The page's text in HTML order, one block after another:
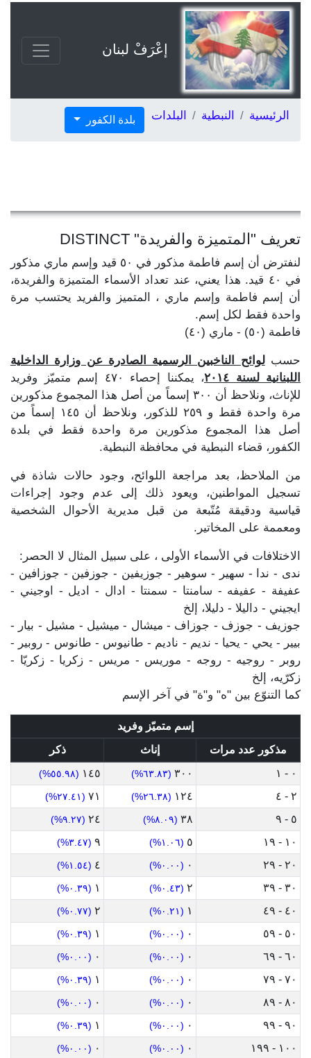
إعْرَفْ لبنان
الرئيسية النبطية البلدات بلدة الكفور
تعريف "المتميزة والفريدة" DISTINCT
لنفترض أن إسم فاطمة مذكور في ٥٠ قيد وإسم ماري مذكور
في ٤٠ قيد. هذا يعني، عند تعداد الأسماء المتميزة والفريدة،
أن إسم فاطمة وإسم ماري ، المتميز والفريد يحتسب مرة
واحدة فقط لكل إسم.
فاطمة (٥٠) - ماري (٤٠)
حسبلوائح الناخبين الرسمية الصادرة عن وزارة الداخلية
اللبنانية لسنة ٢٠١٤
، يمكننا إحصاء ٤٧٠ إسم متميّز وفريد
للإناث، ونلاحظ أن ٣٠٠ إسماً من أصل هذا المجموع مذكورين
مرة واحدة فقط و ٢٥٩ للذكور، ونلاحظ أن ١٤٥ إسماً من
أصل هذا المجموع مذكورين مرة واحدة فقط في بلدة
الكفور، قضاء النبطية في محافظة النبطية.
من الملاحظ، بعد مراجعة اللوائح، وجود حالات شاذة في
تسجيل المواطنين، ويعود ذلك إلى عدم وجود إجراءات
قياسية ودقيقة مُتّبعة من قبل مديرية الأحوال الشخصية
ومعممة على المخاتير.
الاختلافات في الأسماء الأولى ، على سبيل المثال لا الحصر:
ندى - ندا - سهير - سوهير - جوزيفين - جوزفين - جوزافين -
عفيفة - عفيفه - سامنتا - سمنتا - ادال - اديل - اوجيني -
ايجيني - داليلا - دليلا، إلخ
جوزيف - جوزف - جوزاف - ميشال - ميشيل - مشيل - بيار -
بيير - يحي - يحيا - نديم - ناديم - طانيوس - طانوس - روبير -
روبر - روجيه - روجه - موريس - مريس - زكريا - زكريّا -
زكرّيه، إلخ
كما التنوّع بين "ه" و"ة" في آخر الإسم
إسم متميّز وفريد
مذكور عدد مرات
إناث
ذكر
٠ - ١
٣٠٠ (٦٣.٨٣%) ١٤٥ (٥٥.٩٨%)
٢ - ٤ ١٢٤ (٢٦.٣٨%) ٧١ (٢٧.٤١%)
٥ - ٩ ٣٨ (٨.٠٩%) ٢٤ (٩.٢٧%)
١٠ - ١٩ ٥ (١.٠٦%) ٩ (٣.٤٧%)
٢٠ - ٢٩ ٠ (٠.٠٠%) ٤ (١.٥٤%)
٣٠ - ٣٩ ٢ (٠.٤٣%) ١ (٠.٣٩%)
٤٠ - ٤٩ ١ (٠.٢١%) ٢ (٠.٧٧%)
٥٠ - ٥٩ ٠ (٠.٠٠%) ١ (٠.٣٩%)
٦٠ - ٦٩ ٠ (٠.٠٠%) ٠ (٠.٠٠%)
٧٠ - ٧٩ ٠ (٠.٠٠%) ١ (٠.٣٩%)
٨٠ - ٨٩ ٠ (٠.٠٠%) ٠ (٠.٠٠%)
٩٠ - ٩٩ ٠ (٠.٠٠%) ١ (٠.٣٩%)
١٠٠ - ١٩٩ ٠ (٠.٠٠%) ٠ (٠.٠٠%)